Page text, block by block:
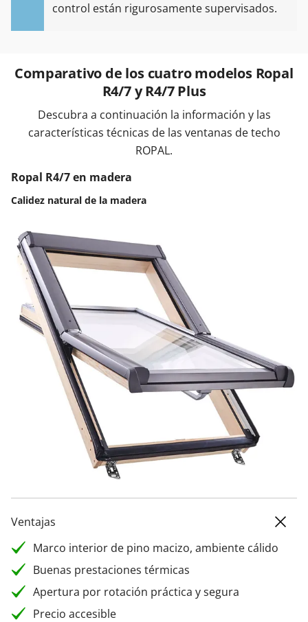
control están rigurosamente supervisados.
Comparativo de los cuatro modelos Ropal
R4/7 y R4/7 Plus
Descubra a continuación la información y las
características técnicas de las ventanas de techo
ROPAL.
Ropal R4/7 en madera
Calidez natural de la madera
Ventajas
Marco interior de pino macizo, ambiente cálido
Buenas prestaciones térmicas
Apertura por rotación práctica y segura
Precio accesible